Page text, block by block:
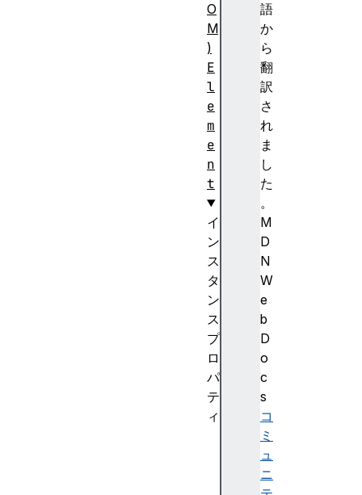
語
か
ら
翻
訳
さ
れ
ま
し
た
。
M
D
N
W
e
b
D
o
c
s
コ
ミ
ュ
ニ
O
M
)
E
l
e
m
e
n
t
イ
ン
ス
タ
ン
ス
プ
ロ
パ
テ
ィ